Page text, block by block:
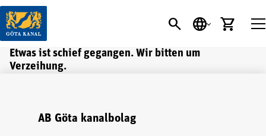
SEARCH
SPRACHE
Etwas ist schief gegangen. Wir bitten um
Verzeihung.
AB Göta kanalbolag